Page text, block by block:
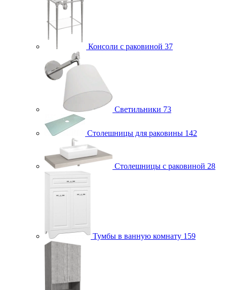
Консоли с раковиной 37
Светильники 73
Столешницы для раковины 142
Столешницы с раковиной 28
Тумбы в ванную комнату 159